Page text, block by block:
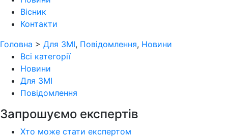
Вісник
Контакти
Головна > Для ЗМІ, Повідомлення, Новини
Всі категорії
Новини
Для ЗМІ
Повідомлення
Запрошуємо експертів
Хто може стати експертом